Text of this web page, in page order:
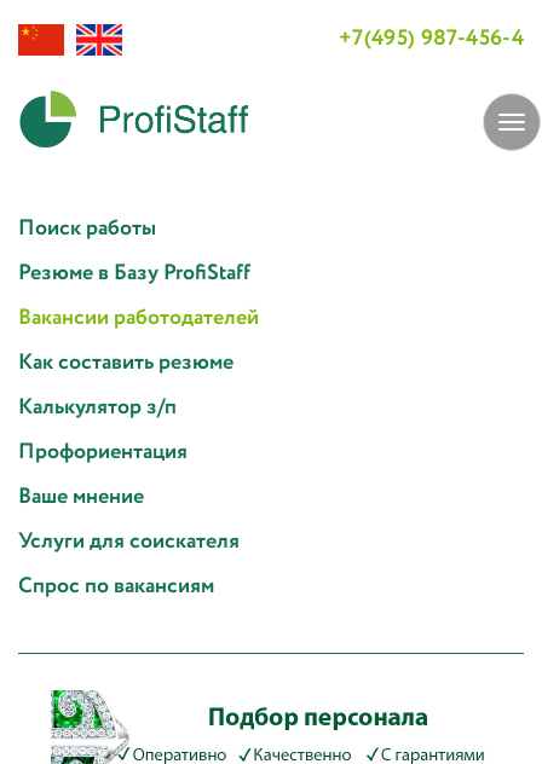
+7(495) 987-456-4
Поиск работы
Резюме в Базу ProfiStaff
Вакансии работодателей
Как составить резюме
Калькулятор з/п
Профориентация
Ваше мнение
Услуги для соискателя
Спрос по вакансиям